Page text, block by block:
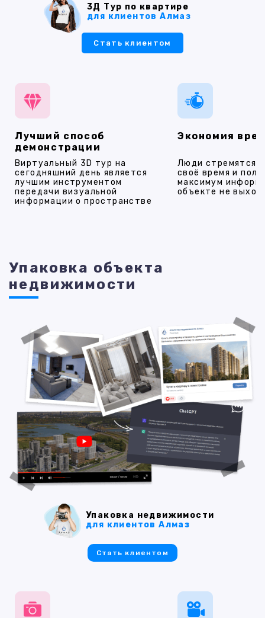
3Д Тур по квартире
для клиентов Алмаз
Стать клиентом
Лучший способ
демонстрации
Виртуальный 3D тур на
сегодняшний день является
лучшим инструментом
передачи визуальной
информации о пространстве
Экономия
Люди стремятся
своё время и
максимум
объекте не
Упаковка объекта
недвижимости
Упаковка недвижимости
для клиентов Алмаз
Стать клиентом